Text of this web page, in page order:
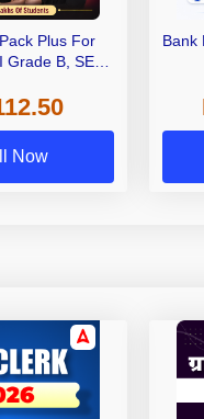
Plus For
B, SEBI
Grade B Bank
Now
Bank